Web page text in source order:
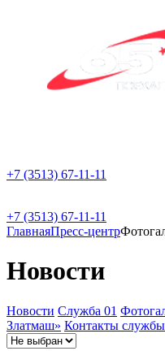
+7 (3513) 67-11-11
+7 (3513) 67-11-11
ГлавнаяПресс-центр
Новости
Новости Служба 01
Златмаш» Контакты